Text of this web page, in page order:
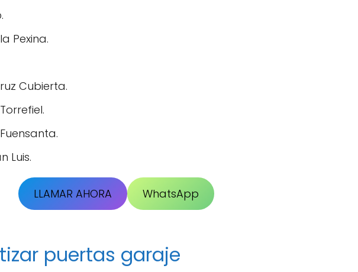
Pexina.
Cubierta.
Luis.
LLAMAR AHORA WhatsApp
puertas garaje